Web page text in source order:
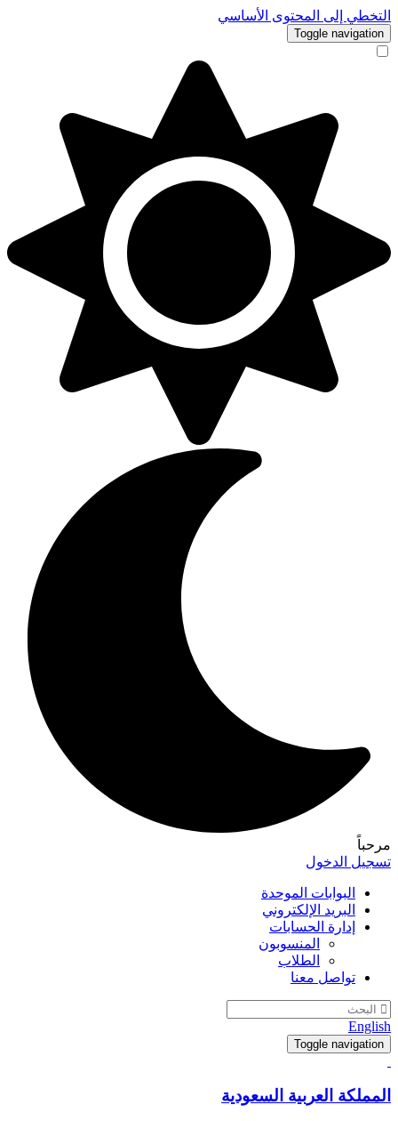
التخطي إلى المحتوى الأساسي
Toggle navigation
مرحباً
تسجيل الدخول
البوابات الموحدة
البريد الإلكتروني
إدارة الحسابات
المنسوبون
الطلاب
تواصل معنا
English
Toggle navigation
المملكة العربية السعودية